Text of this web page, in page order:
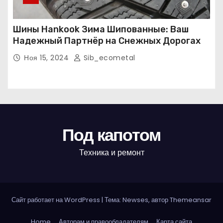
Шины Hankook Зима Шипованные: Ваш
Надежный Партнёр на Снежных Дорогах
Ноя 15, 2024 Sib_ecometal
Под капотом
Техника и ремонт
Сайт работает на WordPress | Тема: Newses, авторThemeansar